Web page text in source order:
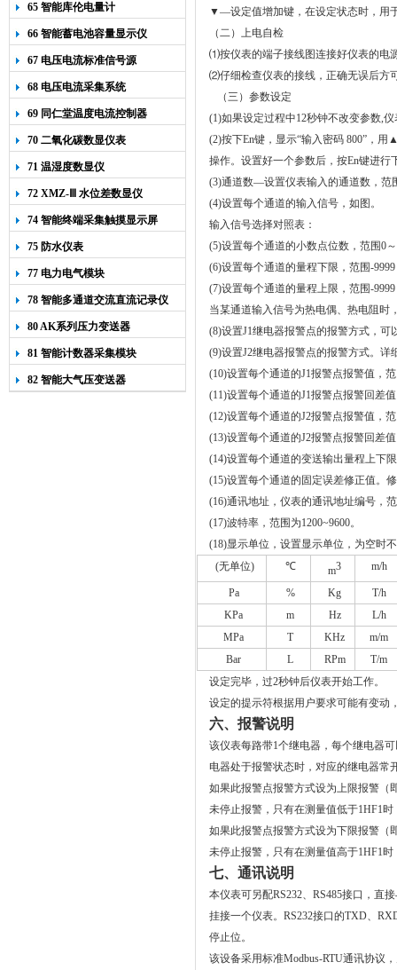
65 智能库伦电量计
66 智能蓄电池容量显示仪
67 电压电流标准信号源
68 电压电流采集系统
69 同仁堂温度电流控制器
70 二氧化碳数显仪表
71 温湿度数显仪
72 XMZ-Ⅲ 水位差数显仪
74 智能终端采集触摸显示屏
75 防水仪表
77 电力电气模块
78 智能多通道交流直流记录仪
80 AK系列压力变送器
81 智能计数器采集模块
82 智能大气压变送器
▼—设定值增加键， 在设定状态时 ，用
（二）上电自检
⑴按仪表的端子接线图连接好仪表的电
⑵仔细检查仪表的接线，正确无误后方
（三） 参数设定
(1)如果设定过程中12秒钟不改变参数,仪
(2)按下En键，显示“输入密码 800”，用
操作。设置好一个参数后，按En键进行
(3)通道数—设置仪表输入的通道数，范
(4)设置每个通道的输入信号，如图。
输入信号选择对照表：
(5)设置每个通道的小数点位数，范围0～
(6)设置每个通道的量程下限，范围-9999
(7)设置每个通道的量程上限，范围-9999
当某通道输入信号为热电偶、热电阻时
(8)设置J1继电器报警点的报警方式，可
(9)设置J2继电器报警点的报警方式。详
(10)设置每个通道的J1报警点报警值，
(11)设置每个通道的J1报警点报警回差
(12)设置每个通道的J2报警点报警值，
(13)设置每个通道的J2报警点报警回差
(14)设置每个通道的变送输出量程上下
(15)设置每个通道的固定误差修正值。
(16)通讯地址，仪表的通讯地址编号，
(17)波特率，范围为1200~9600。
(18)显示单位，设置显示单位，为空时
(无单位) ℃ m3 m/h
Pa % Kg
T/h
KPa
m Hz
L/h
MPa
T KHz
m/m
Bar
L RPm
T/m
设定完毕，过2秒钟后仪表开始工作。
设定的提示符根据用户要求可能有变动
六、报警说明
该仪表每路带1个继电器，每个继电器
电器处于报警状态时，对应的继电器常
如果此报警点报警方式设为上限报警（
未停止报警，只有在测量值低于1HF1时
如果此报警点报警方式设为下限报警（
未停止报警，只有在测量值高于1HF1时
七、通讯说明
本仪表可另配RS232、RS485接口，直
挂接一个仪表。 RS232接口的TXD、
停止位。
该设备采用标准Modbus-RTU通讯协议